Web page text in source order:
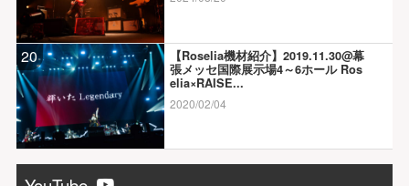
20
【Roselia機材紹介】2019.11.30@幕
張メッセ国際展示場4～6ホール Ros
elia×RAISE...
2020/02/04